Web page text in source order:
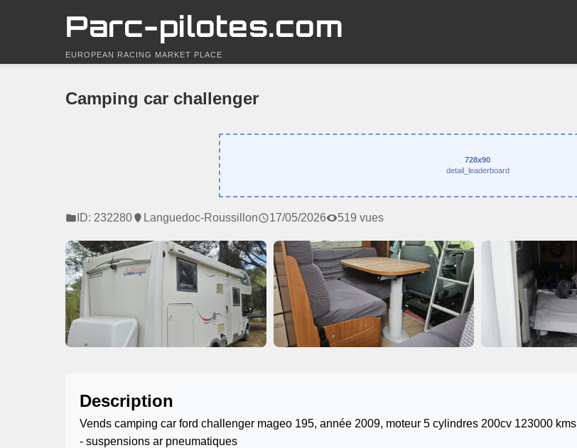
Parc-pilotes.com
EUROPEAN RACING MARKET PLACE
Camping car challenger
728x90
detail_leaderboard
ID: 232280 Languedoc-Roussillon 17/05/2026 519 vues
Description
Vends camping car ford challenger mageo 195, année 2009, moteur 5 cylindres 200cv 123000 kms
- suspensions ar pneumatiques